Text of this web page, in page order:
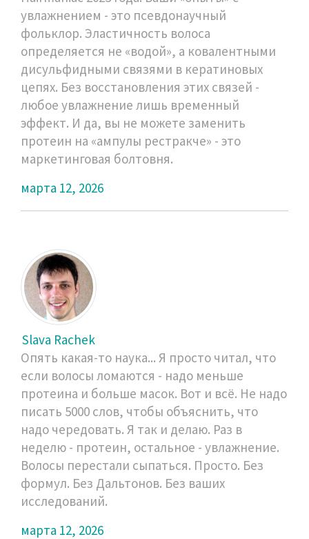
увлажнением - это псевдонаучный
фольклор. Эластичность волоса
определяется не «водой», а ковалентными
дисульфидными связями в кератиновых
цепях. Без восстановления этих связей -
любое увлажнение лишь временный
эффект. И да, вы не можете заменить
протеин на «ампулы рестракче» - это
маркетинговая болтовня.
марта 12, 2026
Slava Rachek
Опять какая-то наука... Я просто читал, что
если волосы ломаются - надо меньше
протеина и больше масок. Вот и всё. Не надо
писать 5000 слов, чтобы объяснить, что
надо чередовать. Я так и делаю. Раз в
неделю - протеин, остальное - увлажнение.
Волосы перестали сыпаться. Просто. Без
формул. Без Дальтонов. Без ваших
исследований.
марта 12, 2026